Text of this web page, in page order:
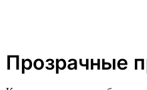
Прозрачные